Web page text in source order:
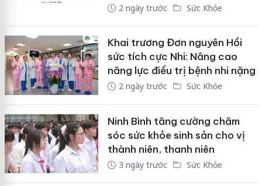
2 ngày trước Sức Khỏe
Khai trương Đơn nguyên Hồi
sức tích cực Nhi: Nâng cao
năng lực điều trị bệnh nhi nặng
2 ngày trước Sức Khỏe
Ninh Bình tăng cường chăm
sóc sức khỏe sinh sản cho vị
thành niên, thanh niên
3 ngày trước Sức Khỏe